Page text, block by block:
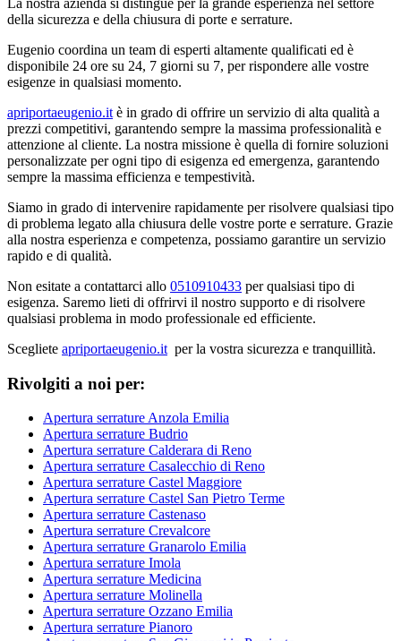
La nostra azienda si distingue per la grande esperienza nel settore
della sicurezza e della chiusura di porte e serrature.
Eugenio coordina un team di esperti altamente qualificati ed è
disponibile 24 ore su 24, 7 giorni su 7, per rispondere alle vostre
esigenze in qualsiasi momento.
apriportaeugenio.it è in grado di offrire un servizio di alta qualità a
prezzi competitivi, garantendo sempre la massima professionalità e
attenzione al cliente. La nostra missione è quella di fornire soluzioni
personalizzate per ogni tipo di esigenza ed emergenza, garantendo
sempre la massima efficienza e tempestività.
Siamo in grado di intervenire rapidamente per risolvere qualsiasi tipo
di problema legato alla chiusura delle vostre porte e serrature. Grazie
alla nostra esperienza e competenza, possiamo garantire un servizio
rapido e di qualità.
Non esitate a contattarci allo 0510910433 per qualsiasi tipo di
esigenza. Saremo lieti di offrirvi il nostro supporto e di risolvere
qualsiasi problema in modo professionale ed efficiente.
Scegliete apriportaeugenio.it per la vostra sicurezza e tranquillità.
Rivolgiti a noi per:
Apertura serrature Anzola Emilia
Apertura serrature Budrio
Apertura serrature Calderara di Reno
Apertura serrature Casalecchio di Reno
Apertura serrature Castel Maggiore
Apertura serrature Castel San Pietro Terme
Apertura serrature Castenaso
Apertura serrature Crevalcore
Apertura serrature Granarolo Emilia
Apertura serrature Imola
Apertura serrature Medicina
Apertura serrature Molinella
Apertura serrature Ozzano Emilia
Apertura serrature Pianoro